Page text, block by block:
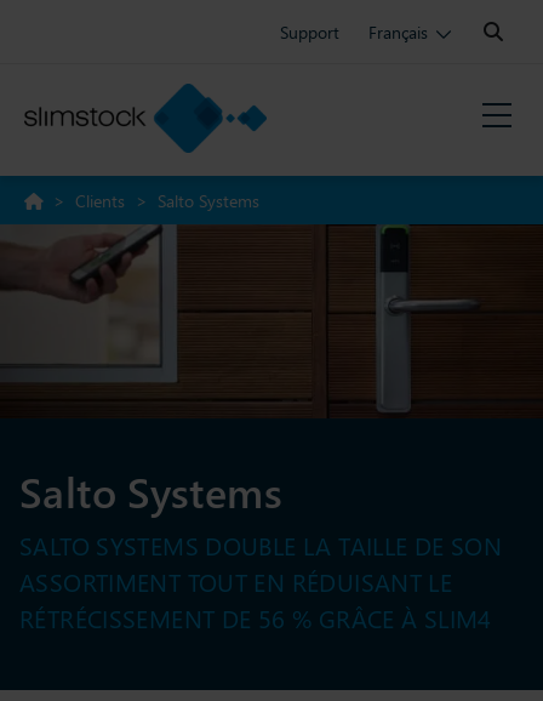
Support Français
Search:
> Clients > Salto Systems
Salto Systems
SALTO SYSTEMS DOUBLE LA TAILLE DE SON
ASSORTIMENT TOUT EN RÉDUISANT LE
RÉTRÉCISSEMENT DE 56 % GRÂCE À SLIM4